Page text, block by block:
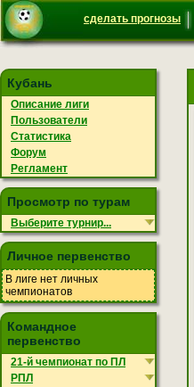
сделать прогнозы
Кубань
Описание лиги
Пользователи
Статистика
Форум
Регламент
Просмотр по турам
Выберите турнир...
Личное первенство
В лиге нет личных
чемпионатов
Командное
первенство
21-й чемпионат по ПЛ
РПЛ